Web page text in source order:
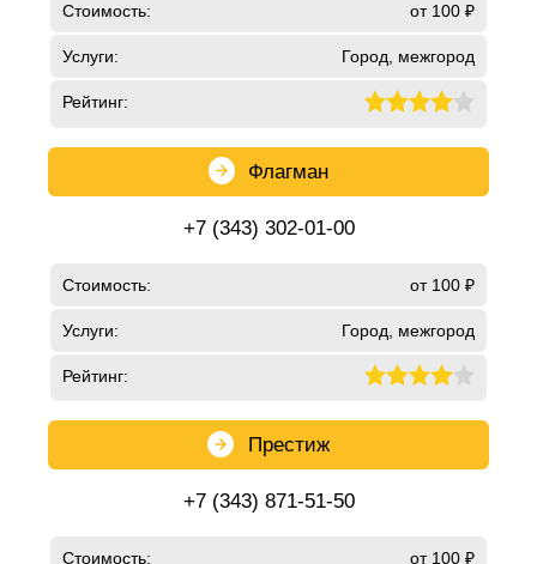
Стоимость: от 100 ₽
Услуги: Город, межгород
Рейтинг:
Флагман
+7 (343) 302-01-00
Стоимость: от 100 ₽
Услуги: Город, межгород
Рейтинг:
Престиж
+7 (343) 871-51-50
Стоимость: от 100 ₽